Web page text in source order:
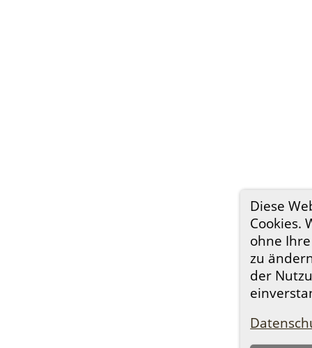
Diese
Cookies.
ohne
zu
der